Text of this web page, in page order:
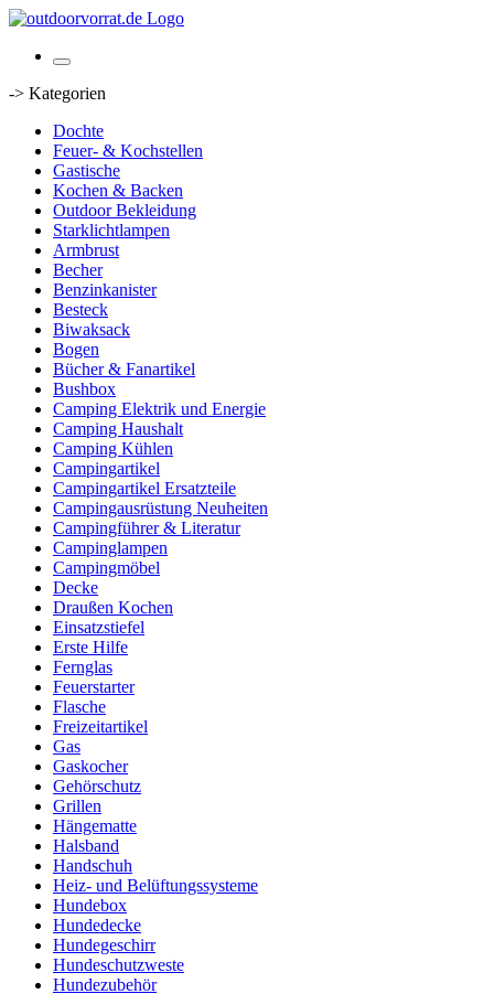
-> Kategorien
Dochte
Feuer- & Kochstellen
Gastische
Kochen & Backen
Outdoor Bekleidung
Starklichtlampen
Armbrust
Becher
Benzinkanister
Besteck
Biwaksack
Bogen
Bücher & Fanartikel
Bushbox
Camping Elektrik und Energie
Camping Haushalt
Camping Kühlen
Campingartikel
Campingartikel Ersatzteile
Campingausrüstung Neuheiten
Campingführer & Literatur
Campinglampen
Campingmöbel
Decke
Draußen Kochen
Einsatzstiefel
Erste Hilfe
Fernglas
Feuerstarter
Flasche
Freizeitartikel
Gas
Gaskocher
Gehörschutz
Grillen
Hängematte
Halsband
Handschuh
Heiz- und Belüftungssysteme
Hundebox
Hundedecke
Hundegeschirr
Hundeschutzweste
Hundezubehör